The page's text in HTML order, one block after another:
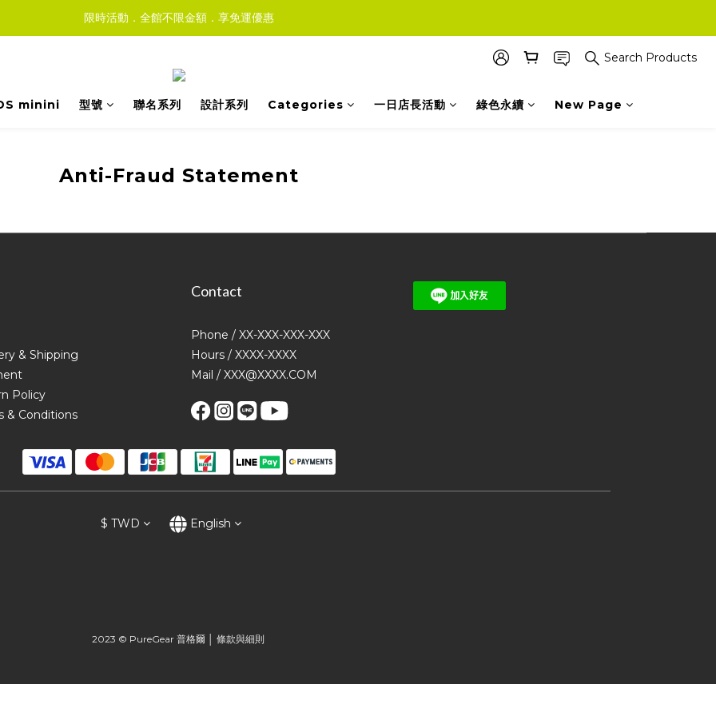
限時活動．全館不限金額．享免運優惠
Search Products
minini 型號 聯名系列 設計系列 Categories 一日店長活動 綠色永續 New Page
Anti-Fraud Statement
& Shipping
Policy
& Conditions
Contact
Phone / XX-XXX-XXX-XXX
Hours / XXXX-XXXX
Mail / XXX@XXXX.COM
$ TWD English
2023 © PureGear 普格爾 │ 條款與細則